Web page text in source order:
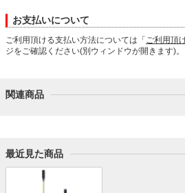
お支払いについて
ご利用頂ける支払い方法については「 ご利用頂
ジをご確認ください(別ウィンドウが開きます)。
関連商品
最近見た商品